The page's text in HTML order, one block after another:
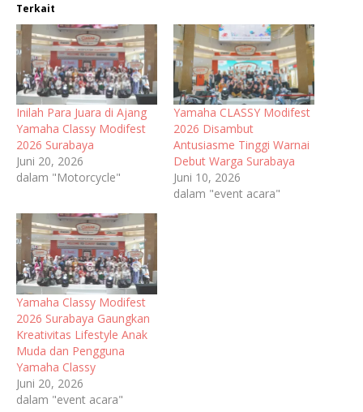
Terkait
Inilah Para Juara di Ajang
Yamaha Classy Modifest
2026 Surabaya
Juni 20, 2026
dalam "Motorcycle"
Yamaha CLASSY Modifest
2026 Disambut
Antusiasme Tinggi Warnai
Debut Warga Surabaya
Juni 10, 2026
dalam "event acara"
Yamaha Classy Modifest
2026 Surabaya Gaungkan
Kreativitas Lifestyle Anak
Muda dan Pengguna
Yamaha Classy
Juni 20, 2026
dalam "event acara"